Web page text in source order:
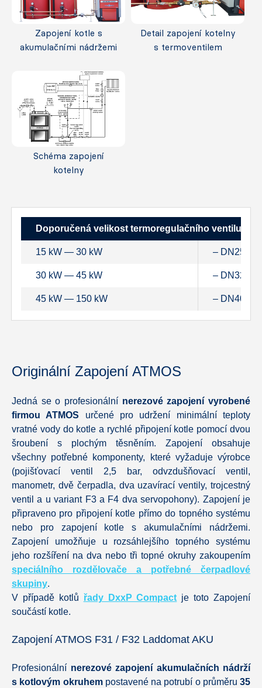
Zapojení kotle s
akumulačními nádržemi
Detail zapojení kotelny
s termoventilem
Schéma zapojení
kotelny
Doporučená velikost termoregulačního ventilu TV
15 kW ― 30 kW – DN25
30 kW ― 45 kW – DN32
45 kW ― 150 kW – DN40 –
Originální Zapojení ATMOS
Jedná se o profesionální nerezové zapojení vyrobené
firmou ATMOS určené pro udržení minimální teploty
vratné vody do kotle a rychlé připojení kotle pomocí dvou
šroubení s plochým těsněním. Zapojení obsahuje
všechny potřebné komponenty, které vyžaduje výrobce
(pojišťovací ventil 2,5 bar, odvzdušňovací ventil,
manometr, dvě čerpadla, dva uzavírací ventily, trojcestný
ventil a u variant F3 a F4 dva servopohony). Zapojení je
připraveno pro připojení kotle přímo do topného systému
nebo pro zapojení kotle s akumulačními nádržemi.
Zapojení umožňuje u rozsáhlejšího topného systému
jeho rozšíření na dva nebo tři topné okruhy zakoupením
speciálního rozdělovače a potřebné čerpadlové
skupiny.
V případě kotlů řady DxxP Compact je toto Zapojení
součástí kotle.
Zapojení ATMOS F31 / F32 Laddomat AKU
Profesionální nerezové zapojení akumulačních nádrží
s kotlovým okruhempostavené na potrubí o průměru 35